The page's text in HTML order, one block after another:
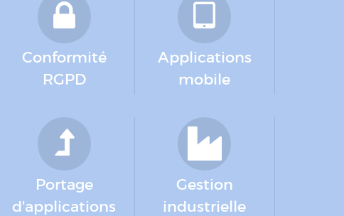
Conformité
RGPD
Applications
mobile
Portage
d'applications
Gestion
industrielle